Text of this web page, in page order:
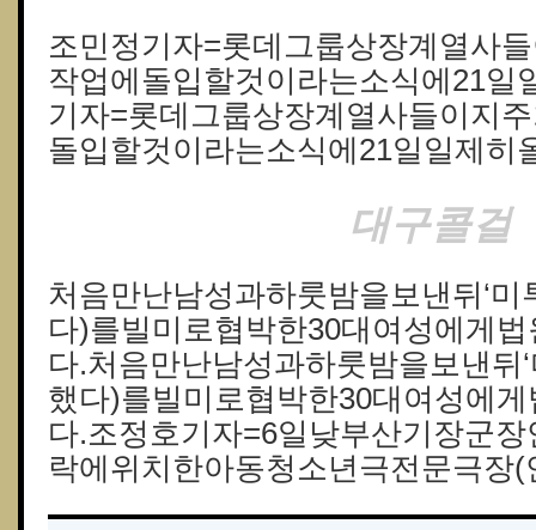
조민정기자=롯데그룹상장계열사
작업에돌입할것이라는소식에21일
기자=롯데그룹상장계열사들이지
돌입할것이라는소식에21일일제히
대구콜걸
처음만난남성과하룻밤을보낸뒤‘미
다)를빌미로협박한30대여성에게
다.처음만난남성과하룻밤을보낸뒤‘
했다)를빌미로협박한30대여성에
다.조정호기자=6일낮부산기장군
락에위치한아동청소년극전문극장